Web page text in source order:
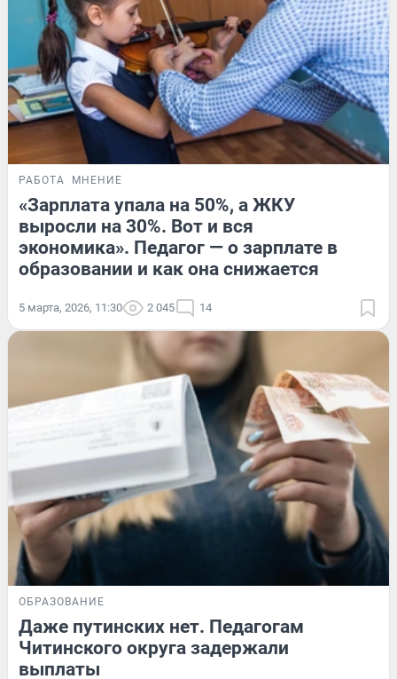
РАБОТА МНЕНИЕ
«Зарплата упала на 50%, а ЖКУ
выросли на 30%. Вот и вся
экономика». Педагог — о зарплате в
образовании и как она снижается
5 марта, 2026, 11:30 2 045 14
ОБРАЗОВАНИЕ
Даже путинских нет. Педагогам
Читинского округа задержали
выплаты